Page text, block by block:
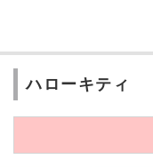
ハローキティ